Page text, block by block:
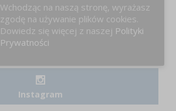
Facebook
Instagram
Wchodząc na naszą stronę, wyrażasz
zgodę na używanie plików cookies.
Dowiedz się więcej z naszej Polityki
Prywatności